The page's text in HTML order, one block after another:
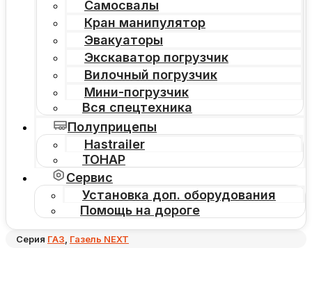
Самосвалы
Кран манипулятор
Эвакуаторы
Экскаватор погрузчик
Вилочный погрузчик
Мини-погрузчик
Вся спецтехника
Полуприцепы
Hastrailer
ТОНАР
Сервис
Установка доп. оборудования
Помощь на дороге
Серия ГАЗ, Газель NEXT